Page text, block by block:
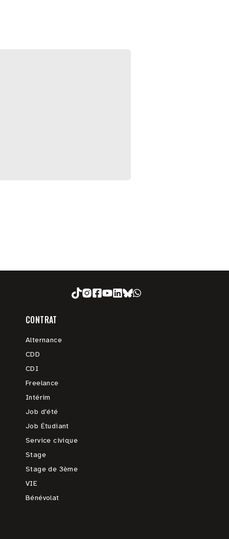
CONTRAT
Alternance
CDD
CDI
Freelance
Intérim
Job d'été
Job Étudiant
Service civique
Stage
Stage de 3ème
VIE
Bénévolat